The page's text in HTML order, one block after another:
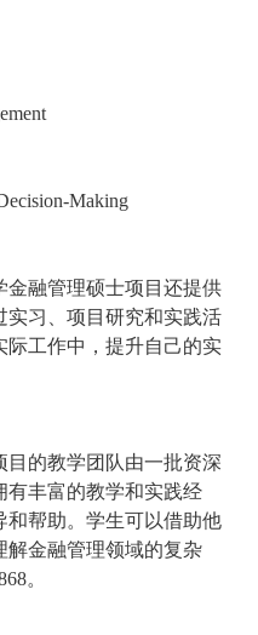
Making
融管理硕士项目还提供
习、项目研究和实践活
工作中，提升自己的实
的教学团队由一批资深
有丰富的教学和实践经
帮助。学生可以借助他
解金融管理领域的复杂
。